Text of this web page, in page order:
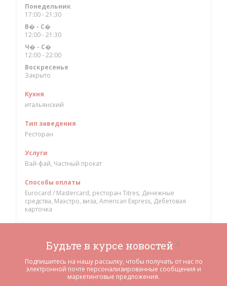
Понедельник
17:00 - 21:30
В� - С�
12:00 - 21:30
Ч� - С�
12:00 - 22:00
Воскресенье
Закрыто
Кухня
итальянский
Тип заведения
Ресторан
Услуги
Вай-фай, Частный прокат
Способы оплаты
Eurocard / Mastercard, ресторан Titres, Денежные
средства, Маэстро, виза, American Express, Дебетовая
карточка
Будьте в курсе новостей *
Подпишитесь на нашу рассылку, чтобы получать от нас по
электронной почте персонализированные сообщения и
маркетинговые предложения.